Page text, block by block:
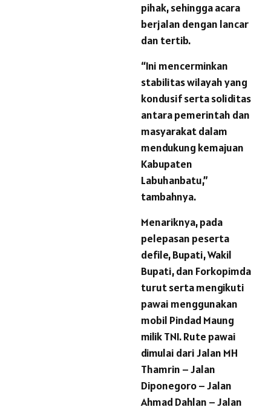
pihak, sehingga acara
berjalan dengan lancar
dan tertib.
“Ini mencerminkan
stabilitas wilayah yang
kondusif serta soliditas
antara pemerintah dan
masyarakat dalam
mendukung kemajuan
Kabupaten
Labuhanbatu,”
tambahnya.
Menariknya, pada
pelepasan peserta
defile, Bupati, Wakil
Bupati, dan Forkopimda
turut serta mengikuti
pawai menggunakan
mobil Pindad Maung
milik TNI. Rute pawai
dimulai dari Jalan MH
Thamrin – Jalan
Diponegoro – Jalan
Ahmad Dahlan – Jalan